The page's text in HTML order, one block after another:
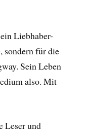
Liebhaber-
sondern für die
Sein Leben
also. Mit
Leser und